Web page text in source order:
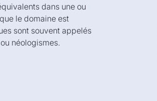
dans une ou
le domaine est
sont souvent appelés
néologismes.